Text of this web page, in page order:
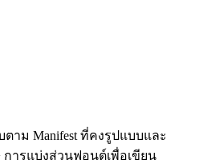
าม Manifest ที่คงรูปแบบและ
การแบ่งส่วนฟอนต์เพื่อเขียน